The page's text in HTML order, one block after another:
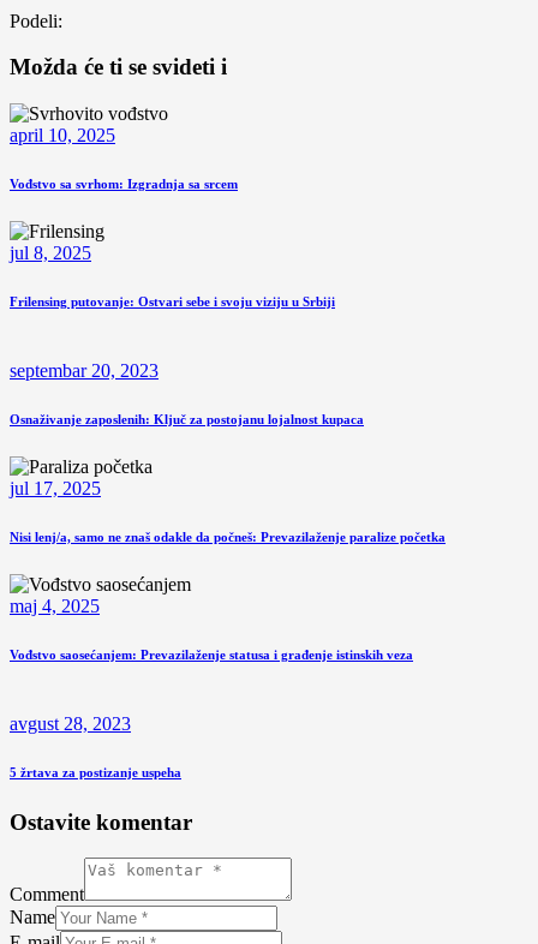
Podeli:
Možda će ti se svideti i
april 10, 2025
Vođstvo sa svrhom: Izgradnja sa srcem
jul 8, 2025
Frilensing putovanje: Ostvari sebe i svoju viziju u Srbiji
septembar 20, 2023
Osnaživanje zaposlenih: Ključ za postojanu lojalnost kupaca
jul 17, 2025
Nisi lenj/a, samo ne znaš odakle da počneš: Prevazilaženje paralize početka
maj 4, 2025
Vođstvo saosećanjem: Prevazilaženje statusa i građenje istinskih veza
avgust 28, 2023
5 žrtava za postizanje uspeha
Ostavite komentar
Comment
Name